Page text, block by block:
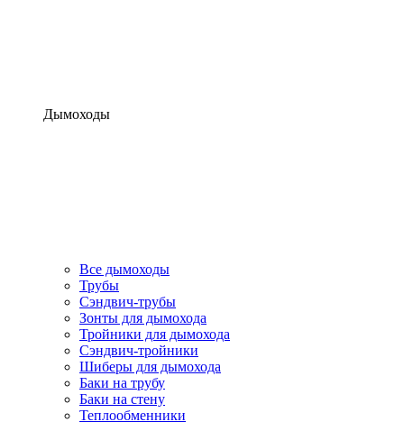
Дымоходы
Все дымоходы
Трубы
Сэндвич-трубы
Зонты для дымохода
Тройники для дымохода
Сэндвич-тройники
Шиберы для дымохода
Баки на трубу
Баки на стену
Теплообменники